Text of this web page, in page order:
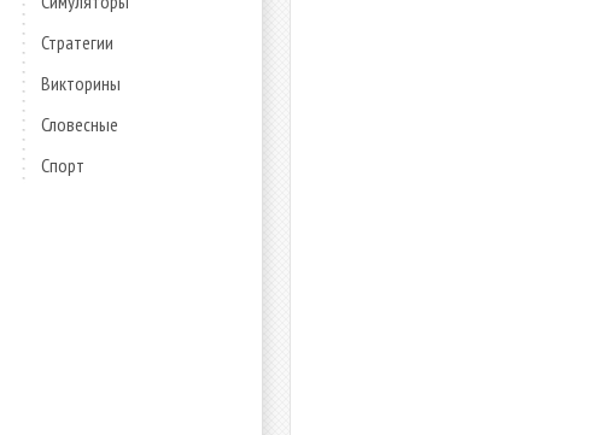
Стратегии
Викторины
Словесные
Спорт